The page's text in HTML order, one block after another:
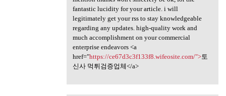
fantastic lucidity for your article. i will
legitimately get your rss to stay knowledgeable
regarding any updates. high-quality work and
much accomplishment on your commercial
enterprise endeavors <a
href="https://ce67d3c3f133f8.wifeosite.com/">토
신사 먹튀검증업체</a>